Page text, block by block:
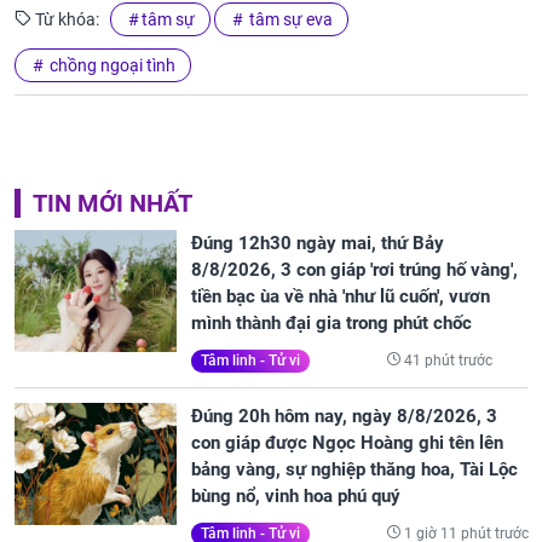
Từ khóa: tâm sự tâm sự eva
chồng ngoại tình
TIN MỚI NHẤT
Đúng 12h30 ngày mai, thứ Bảy
8/8/2026, 3 con giáp 'rơi trúng hố vàng',
tiền bạc ùa về nhà 'như lũ cuốn', vươn
mình thành đại gia trong phút chốc
Tâm linh - Tử vi 41 phút trước
Đúng 20h hôm nay, ngày 8/8/2026, 3
con giáp được Ngọc Hoàng ghi tên lên
bảng vàng, sự nghiệp thăng hoa, Tài Lộc
bùng nổ, vinh hoa phú quý
Tâm linh - Tử vi 1 giờ 11 phút trước